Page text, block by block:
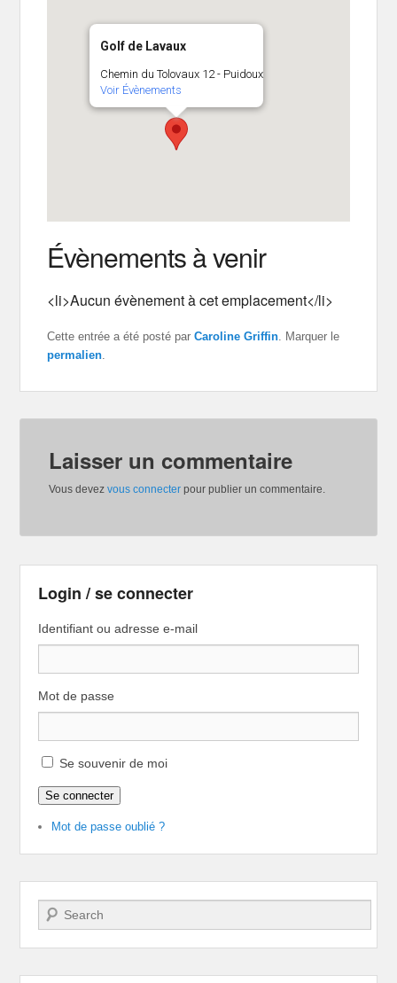
Golf de Lavaux
Chemin du Tolovaux 12 - Puidoux
Voir Évènements
Évènements à venir
<li>Aucun évènement à cet emplacement</li>
Cette entrée a été posté parCaroline Griffin. Marquer le
permalien.
Laisser un commentaire
Vous devezvous connecter pour publier un commentaire.
Login / se connecter
Identifiant ou adresse e-mail
Mot de passe
Se souvenir de moi
Se connecter
Mot de passe oublié ?
Recherche